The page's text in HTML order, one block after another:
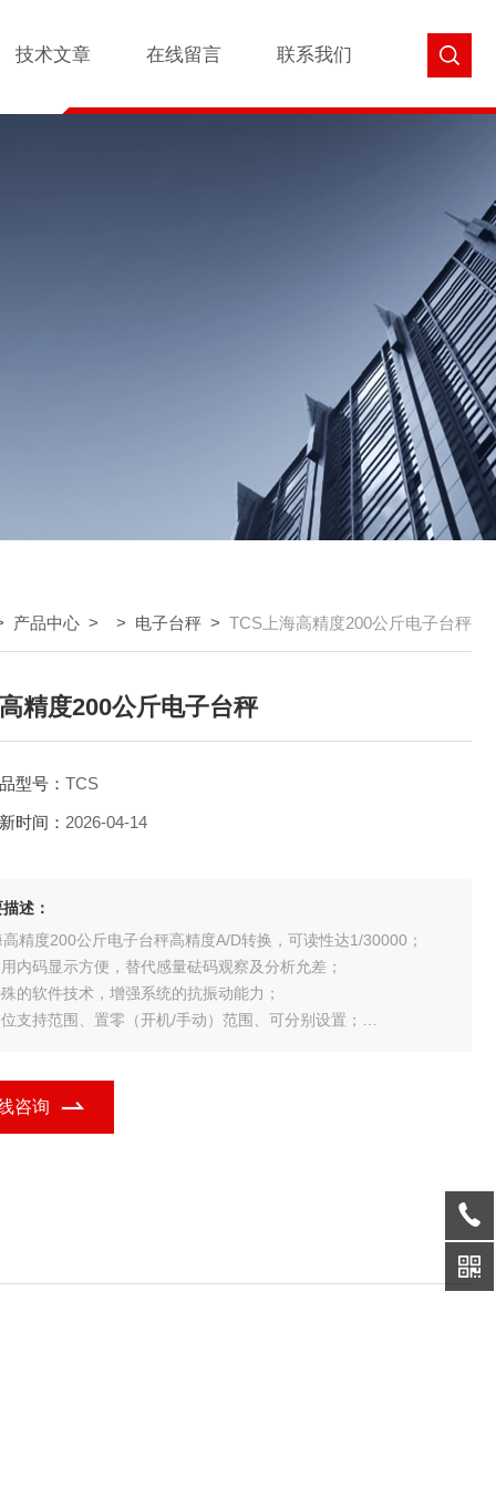
技术文章 在线留言 联系我们
产品中心 > > 电子台秤 > TCS上海高精度200公斤电子台秤
精度200公斤电子台秤
型号： TCS
时间： 2026-04-14
述：
高精度200公斤电子台秤高精度A/D转换，可读性达1/30000；
内码显示方便，替代感量砝码观察及分析允差；
的软件技术，增强系统的抗振动能力；
支持范围、置零（开机/手动）范围、可分别设置；
咨询